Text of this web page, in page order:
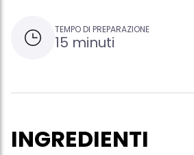
TEMPO DI PREPARAZIONE
15 minuti
INGREDIENTI